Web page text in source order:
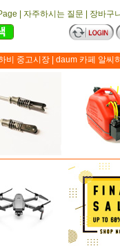
자주하시는 질문
장바구
비 중고시장 daum 카페 알씨